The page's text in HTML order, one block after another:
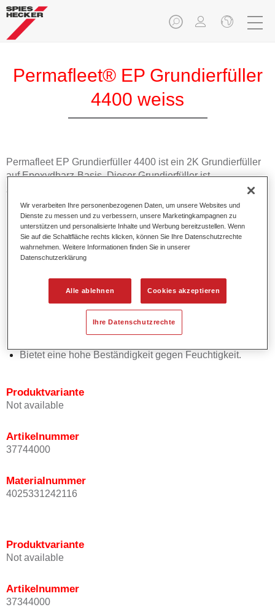
Permafleet® EP Grundierfüller
4400 weiss
Permafleet EP Grundierfüller 4400 ist ein 2K Grundierfüller
auf Epoxydharz-Basis. Dieser Grundierfüller ist
zinkchromatfrei und wurde speziell für die Anforderungen im
Nutzfahrzeug-Bereich entwickelt.
Produktmerkmale
Bietet eine sehr hohe Beständigkeit gegen Korrosion und
chemische Einflüsse.
vorbehandelten Metallflächen.
Besitzt eine sehr gute Füllkraft.
Eignet sich zur Verwendung auf rauen Untergründen
(z.B. auf gestrahltem Metall).
Bietet eine hohe Beständigkeit gegen Feuchtigkeit.
Produktvariante
Not available
Artikelnummer
37744000
Materialnummer
4025331242116
Produktvariante
Not available
Artikelnummer
37344000
Wir verarbeiten Ihre personenbezogenen Daten, um unsere Websites und
Dienste zu messen und zu verbessern, unsere Marketingkampagnen zu
unterstützen und personalisierte Inhalte und Werbung bereitzustellen. Wenn
Sie auf die Schaltfläche rechts klicken, können Sie Ihre Datenschutzrechte
wahrnehmen. Weitere Informationen finden Sie in unserer
Datenschutzerklärung
Alle ablehnen Cookies akzeptieren
Ihre Datenschutzrechte